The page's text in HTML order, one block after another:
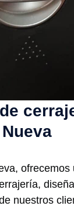
ofrecemos
nuestros